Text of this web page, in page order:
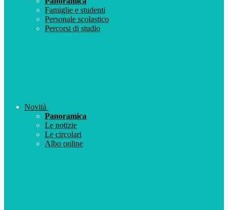
Famiglie e studenti
Personale scolastico
Percorsi di studio
Novità
Panoramica
Le notizie
Le circolari
Albo online